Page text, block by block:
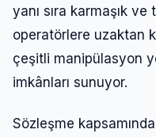
yanı sıra karmaşık
operatörlere uzaktan
çeşitli manipülasyon
imkânları sunuyor.
Sözleşme